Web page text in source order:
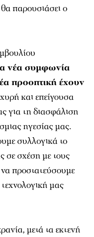
παρουσιάσει ο
νέα συμφωνία
προοπτική έχουν
και επείγουσα
για τη διασφάλιση
ηγεσίας μας.
συλλογικά το
σε σχέση με τους
προστατεύσουμε
μας
μετά τα εκτενή